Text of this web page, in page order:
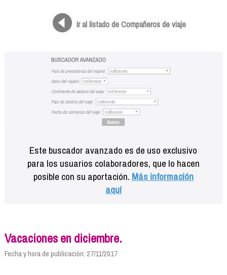
Ir al listado de Compañeros de viaje
Este buscador avanzado es de uso exclusivo
para los usuarios colaboradores, que lo hacen
posible con su aportación. Más información
aquí
Vacaciones en diciembre.
Fecha y hora de publicación: 27/11/2017